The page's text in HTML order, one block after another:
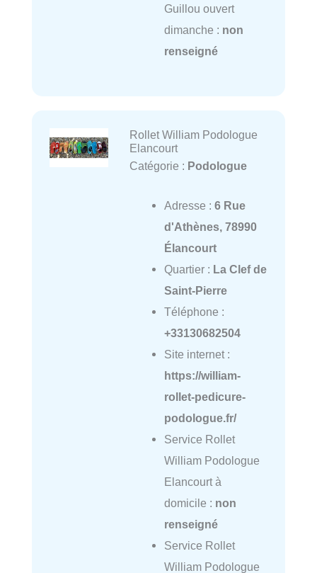
Guillou ouvert
dimanche : non
renseigné
Rollet William Podologue
Elancourt
Catégorie : Podologue
Adresse : 6 Rue
d'Athènes, 78990
Élancourt
Quartier : La Clef de
Saint-Pierre
Téléphone :
+33130682504
Site internet :
https://william-
rollet-pedicure-
podologue.fr/
Service Rollet
William Podologue
Elancourt à
domicile : non
renseigné
Service Rollet
William Podologue